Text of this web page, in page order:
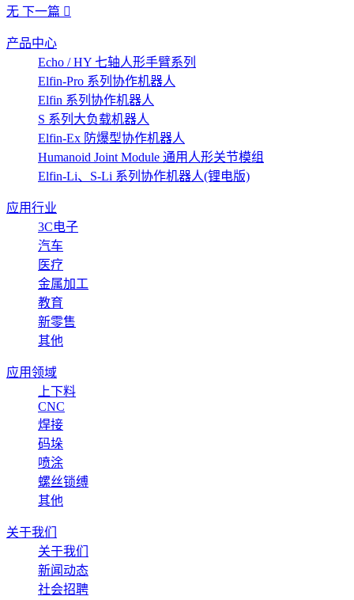
无 下一篇
产品中心
Echo / HY 七轴人形手臂系列
Elfin-Pro 系列协作机器人
Elfin 系列协作机器人
S 系列大负载机器人
Elfin-Ex 防爆型协作机器人
Humanoid Joint Module 通用人形关节模组
Elfin-Li、S-Li 系列协作机器人(锂电版)
应用行业
3C电子
汽车
医疗
金属加工
教育
新零售
其他
应用领域
上下料
CNC
焊接
码垛
喷涂
螺丝锁缚
其他
关于我们
关于我们
新闻动态
社会招聘